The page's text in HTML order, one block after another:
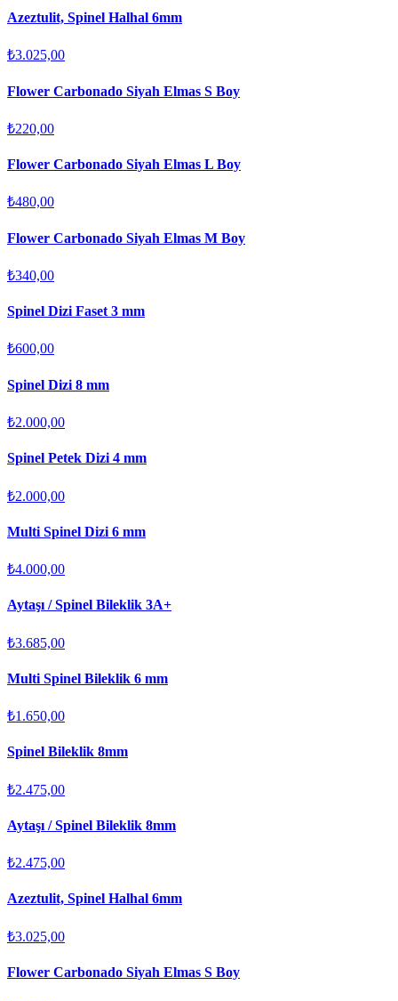
Azeztulit, Spinel Halhal 6mm
₺3.025,00
Flower Carbonado Siyah Elmas S Boy
₺220,00
Flower Carbonado Siyah Elmas L Boy
₺480,00
Flower Carbonado Siyah Elmas M Boy
₺340,00
Spinel Dizi Faset 3 mm
₺600,00
Spinel Dizi 8 mm
₺2.000,00
Spinel Petek Dizi 4 mm
₺2.000,00
Multi Spinel Dizi 6 mm
₺4.000,00
Aytaşı / Spinel Bileklik 3A+
₺3.685,00
Multi Spinel Bileklik 6 mm
₺1.650,00
Spinel Bileklik 8mm
₺2.475,00
Aytaşı / Spinel Bileklik 8mm
₺2.475,00
Azeztulit, Spinel Halhal 6mm
₺3.025,00
Flower Carbonado Siyah Elmas S Boy